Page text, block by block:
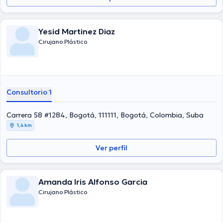
Yesid Martinez Diaz
Cirujano Plástico
Consultorio 1
Carrera 58 #1284, Bogotá, 111111, Bogotá, Colombia, Suba
1,4 km
Ver perfil
Amanda Iris Alfonso Garcia
Cirujano Plástico